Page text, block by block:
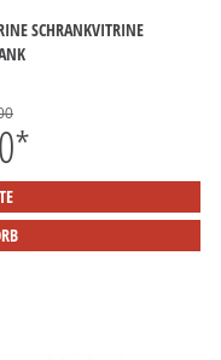
SCHRANKVITRINE
*